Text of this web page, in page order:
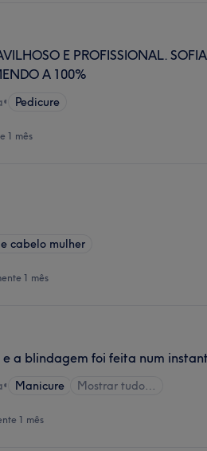
E PROFISSIONAL.
A 100%
• Pedicure
1 mês
cabelo mulher
1 mês
a blindagem foi feita num
• Manicure Mostrar tudo…
1 mês